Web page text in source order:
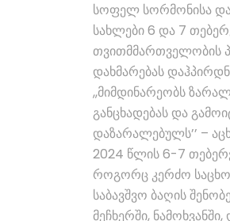
სოფელ სორმონისა
სახლები 6 და 7
თვითმმართველობის
დახმარებას
,,მიმდინარეობს
განცხადებას და
დაზარალებულს’’ –
2024 წლის 6-7
როგორც კერძო
საბავშვო ბაღის
მეჩხერში,